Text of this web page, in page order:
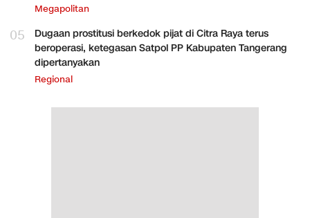
Megapolitan
05
Dugaan prostitusi berkedok pijat di Citra Raya terus
beroperasi, ketegasan Satpol PP Kabupaten Tangerang
dipertanyakan
Regional